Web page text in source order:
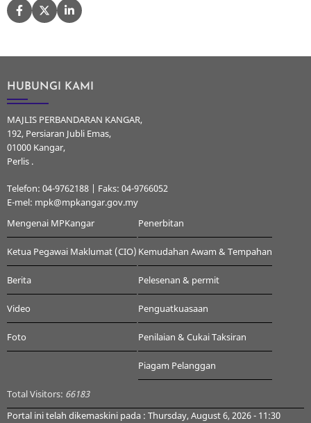
HUBUNGI KAMI
MAJLIS PERBANDARAN KANGAR,
192, Persiaran Jubli Emas,
01000 Kangar,
Perlis .
Telefon: 04-9762188 | Faks: 04-9766052
E-mel: mpk@mpkangar.gov.my
Mengenai MPKangar
Ketua Pegawai Maklumat (CIO)
Berita
Video
Foto
Penerbitan
Kemudahan Awam & Tempahan
Pelesenan & permit
Penguatkuasaan
Penilaian & Cukai Taksiran
Piagam Pelanggan
Total Visitors: 66183
Portal ini telah dikemaskini pada : Thursday, August 6, 2026 - 11:30